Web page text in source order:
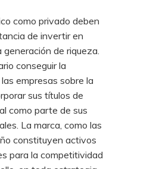
como privado deben
de invertir en
de riqueza.
conseguir la
empresas sobre la
sus títulos de
como parte de sus
La marca, como las
constituyen activos
para la competitividad